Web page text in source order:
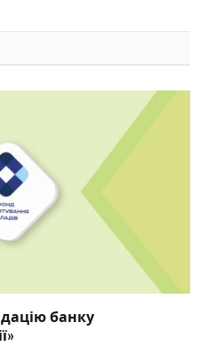
банку